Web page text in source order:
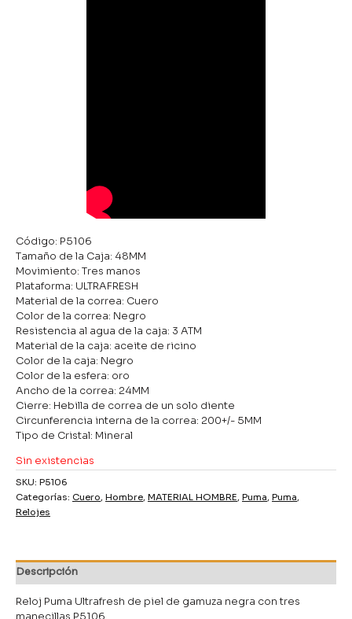
Código: P5106
Tamaño de la Caja: 48MM
Movimiento: Tres manos
Plataforma: ULTRAFRESH
Material de la correa: Cuero
Color de la correa: Negro
Resistencia al agua de la caja: 3 ATM
Material de la caja: aceite de ricino
Color de la caja: Negro
Color de la esfera: oro
Ancho de la correa: 24MM
Cierre: Hebilla de correa de un solo diente
Circunferencia interna de la correa: 200+/- 5MM
Tipo de Cristal: Mineral
Sin existencias
SKU: P5106
Categorías: Cuero, Hombre, MATERIAL HOMBRE, Puma, Puma,
Relojes
Descripción
Reloj Puma Ultrafresh de piel de gamuza negra con tres